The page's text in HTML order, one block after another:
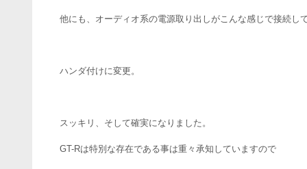
他にも、オーディオ系の電源取り出しがこんな感じで接続し
ハンダ付けに変更。
スッキリ、そして確実になりました。
GT-Rは特別な存在である事は重々承知していますので